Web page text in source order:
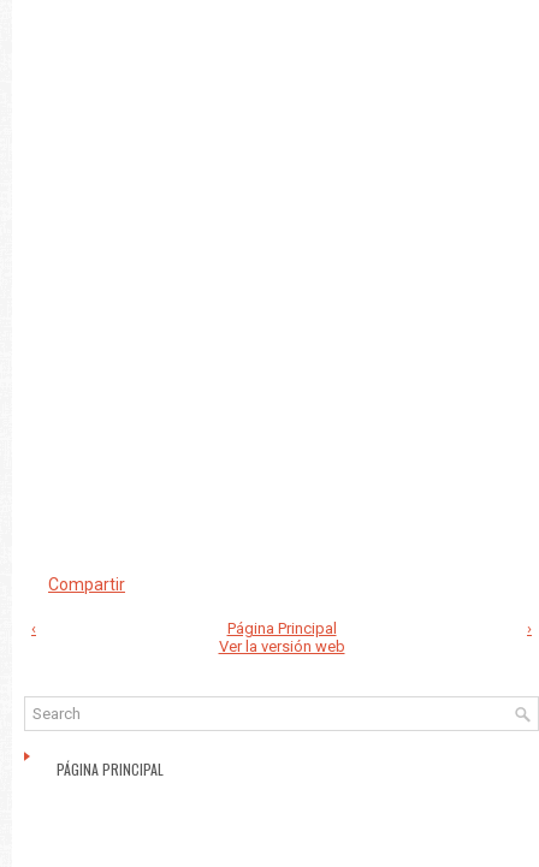
Compartir
‹ ›
Página Principal
Ver la versión web
PÁGINA PRINCIPAL